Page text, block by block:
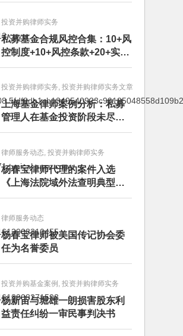
投资并购律师实务
私募基金合规风控合集：10+风
控制度+10+风控条款+20+实务
文章+每月动态
投资并购律师实务, 投资并购律师实务文章
上海基金律师案例分析：私募
管理人在基金投资阶段未尽勤
勉义务的赔偿责任
律师服务动态, 投资并购律师实务
杨春宝律师代理的案件入选
《上海法院域外法查明典型案
例》
律师服务动态
杨春宝律师被美国传记协会委
任为名誉委员
投资并购基金案例, 投资并购律师实务
杨新宙与堀雄一朗损害股东利
益责任纠纷一审民事判决书